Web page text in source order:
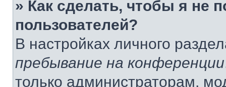
» Как сделать, чтобы я не
пользователей?
В настройках личного
пребывание на конференции
только администраторам,